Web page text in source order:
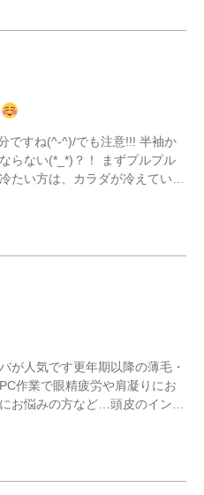
ですね(^-^)/でも注意!!! 半袖か
らない(*_*)？！ まずプルプル
たい方は、カラダが冷えている
が人気です更年期以降の薄毛・
作業で眼精疲労や肩凝りにお
お悩みの方など…頭皮のインデ